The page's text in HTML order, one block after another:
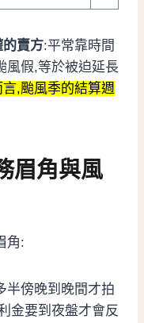
賣方:平常靠時間
風假,等於被迫延長
,颱風季的結算週
眉角與風
角:
半傍晚到晚間才拍
金要到夜盤才會反